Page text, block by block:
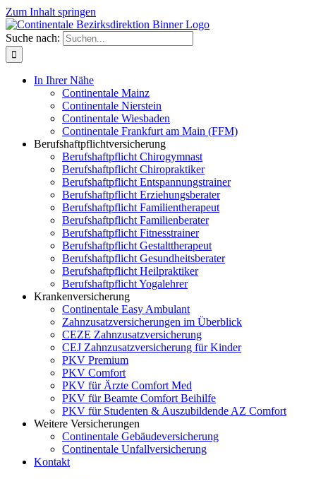
Zum Inhalt springen
Suche nach:
In Ihrer Nähe
Continentale Mainz
Continentale Nierstein
Continentale Wiesbaden
Continentale Frankfurt am Main (FFM)
Berufshaftpflichtversicherung
Berufshaftpflicht Chirogymnast
Berufshaftpflicht Chiropraktiker
Berufshaftpflicht Entspannungstrainer
Berufshaftpflicht Erziehungsberater
Berufshaftpflicht Familientherapeut
Berufshaftpflicht Familienberater
Berufshaftpflicht Fitnesstrainer
Berufshaftpflicht Gestalttherapeut
Berufshaftpflicht Gesundheitsberater
Berufshaftpflicht Heilpraktiker
Berufshaftpflicht Yogalehrer
Krankenversicherung
Continentale Easy Ambulant
Zahnzusatzversicherungen im Überblick
CEZE Zahnzusatzversicherung
CEJ Zahnzusatzversicherung für Kinder
PKV Premium
PKV Comfort
PKV für Ärzte Comfort Med
PKV für Beamte Comfort Beihilfe
PKV für Studenten & Auszubildende AZ Comfort
Weitere Versicherungen
Continentale Gebäudeversicherung
Continentale Unfallversicherung
Kontakt